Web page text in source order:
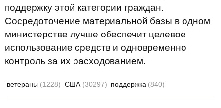
поддержку этой категории граждан.
Сосредоточение материальной базы в одном
министерстве лучше обеспечит целевое
использование средств и одновременно
контроль за их расходованием.
ветераны (1228) США (30297) поддержка (840)